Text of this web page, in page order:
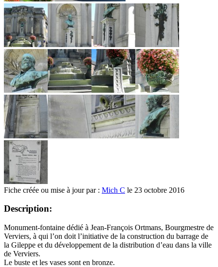
Fiche créée ou mise à jour par : Mich C le 23 octobre 2016
Description:
Monument-fontaine dédié à Jean-François Ortmans, Bourgmestre de
Verviers, à qui l’on doit l’initiative de la construction du barrage de
la Gileppe et du développement de la distribution d’eau dans la ville
de Verviers.
Le buste et les vases sont en bronze.